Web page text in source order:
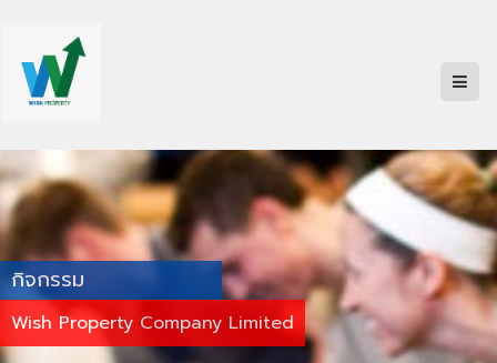
กิจกรรม
Wish Property Company Limited